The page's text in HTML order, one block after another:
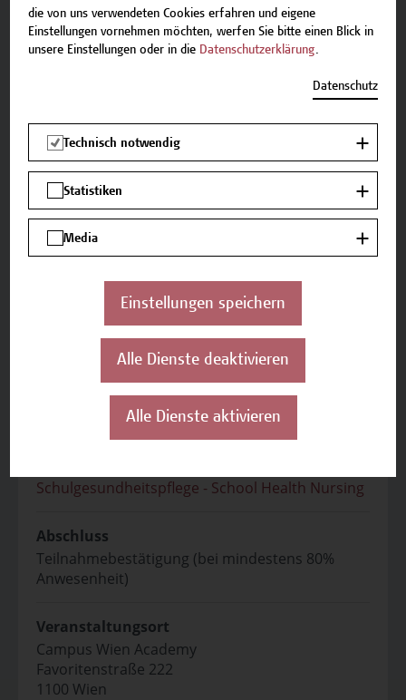
Schulungs- und Gesundheitsdienstleistungen im
Rahmen der Pflege zu schulen, zu organisieren
Lehr- und Lernmethoden
In diesem Modul wird folgende Lehr- und
Lernmethode eingesetzt: Vortrag, Gruppenarbeiten,
Diskussion.
Zielgruppe
Personen im gehobenen Dienst für
Berufsberechtigung mit und ohne
Hochschulreife.
Schulgesundheitspflege - School Health Nursing
Abschluss
Teilnahmebestätigung (bei mindestens 80%
Anwesenheit)
Veranstaltungsort
Campus Wien Academy
Favoritenstraße 222
1100 Wien
die von uns verwendeten Cookies erfahren und eigene
Einstellungen vornehmen möchten, werfen Sie bitte einen Blick in
unsere Einstellungen oder in die Datenschutzerklärung.
Datenschutz
Technisch notwendig
Statistiken
Media
Einstellungen speichern
Alle Dienste deaktivieren
Alle Dienste aktivieren